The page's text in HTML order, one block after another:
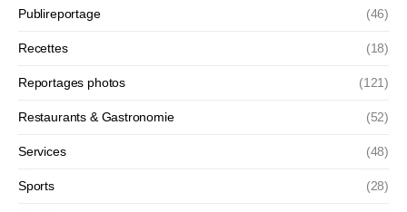
Publireportage (46)
Recettes (18)
Reportages photos (121)
Restaurants & Gastronomie (52)
Services (48)
Sports (28)